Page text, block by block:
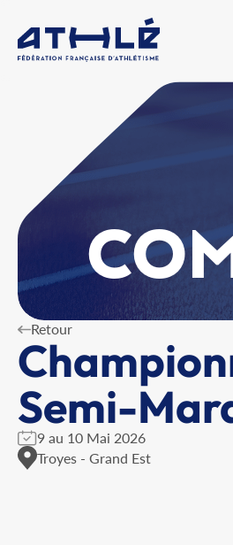
Retour
Semi-
9 au 10 Mai 2026
Troyes - Grand Est